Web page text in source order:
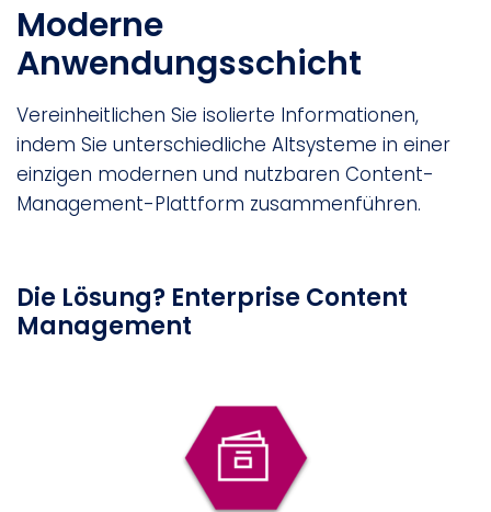
Moderne
Anwendungsschicht
Vereinheitlichen Sie isolierte Informationen,
indem Sie unterschiedliche Altsysteme in einer
einzigen modernen und nutzbaren Content-
Management-Plattform zusammenführen.
Die Lösung? Enterprise Content
Management